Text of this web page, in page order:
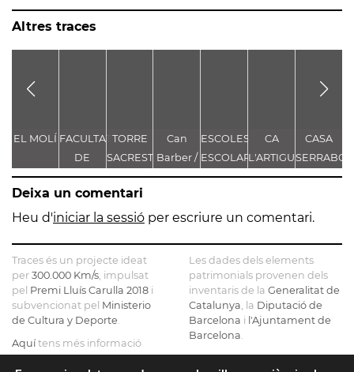
Altres traces
EL MOLÍ FACULTAT
DE
DRET
TORRE
SACREST
AL
CARRER
BISBE
Can
Barber /
Can
/ Mas de
ESCOLES
ESCOLAPIES
CA
L'ARTIGUES
-
D'EN
CASA
SERRABOU
Deixa un comentari
Heu d'iniciar la sessió per escriure un comentari.
Traces és un projecte ideat
per 300.000 Km/s , impulsat
pel Premi Lluís Carulla 2018 i
subvencionat pel Ministerio
de Cultura y Deporte
Aquítens més informació
sobre el projecte
Les dades dels elements
patrimonials provenen dels
inventaris de la Generalitat de
Catalunya , la Diputació de
Barcelona i l'Ajuntament de
Barcelona
El mapa base ha estat